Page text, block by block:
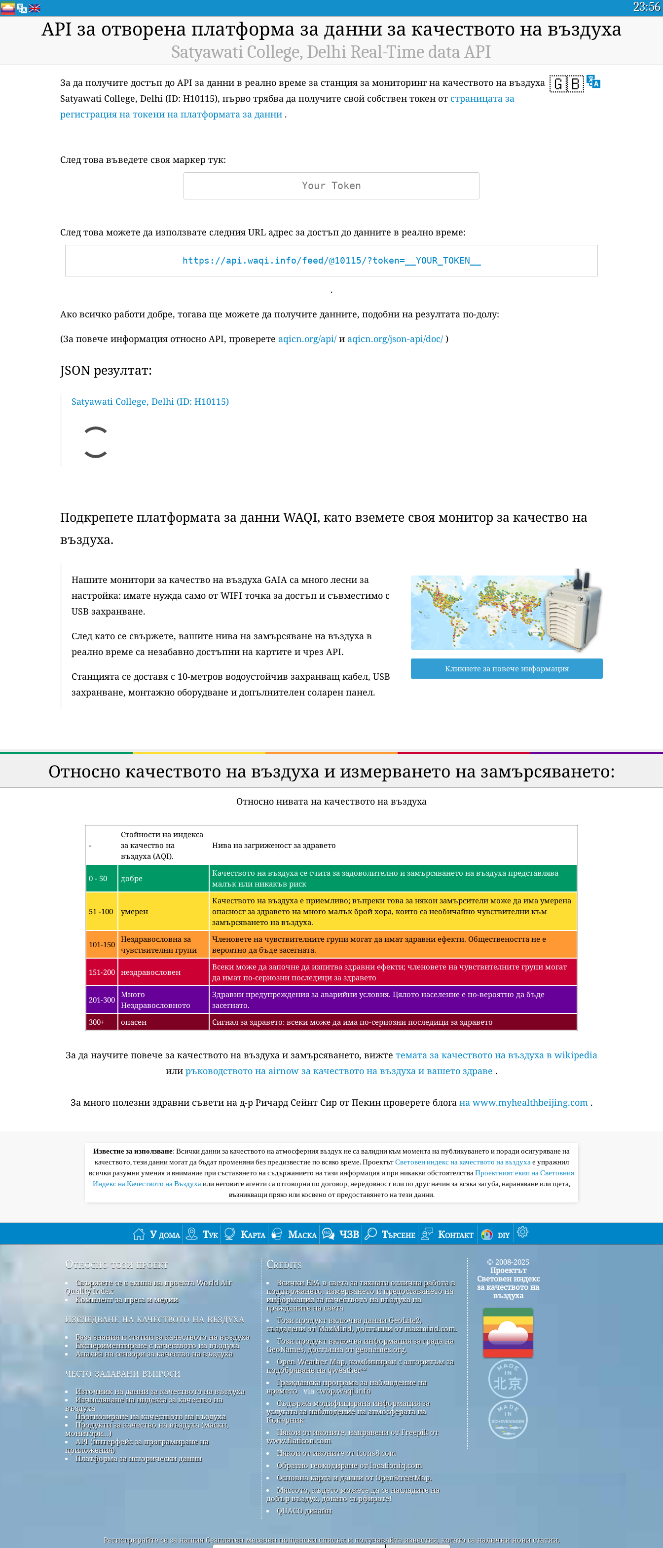
23:56
API за отворена платформа за данни за качеството на въздуха
Satyawati College, Delhi Real-Time data API
🇬🇧
За да получите достъп до API за данни в реално време за станция за мониторинг на качеството на въздуха
Satyawati College, Delhi (ID: H10115), първо трябва да получите свой собствен токен от страницата за
регистрация на токени на платформата за данни .
След това въведете своя маркер тук:
След това можете да използвате следния URL адрес за достъп до данните в реално време:
https://api.waqi.info/feed/@10115/?token=__YOUR_TOKEN__
.
Ако всичко работи добре, тогава ще можете да получите данните, подобни на резултата по-долу:
(За повече информация относно API, проверете aqicn.org/api/ и aqicn.org/json-api/doc/ )
JSON резултат:
Satyawati College, Delhi (ID: H10115)
Подкрепете платформата за данни WAQI, като вземете своя монитор за качество на
въздуха.
Нашите монитори за качество на въздуха GAIA са много лесни за
настройка: имате нужда само от WIFI точка за достъп и съвместимо с
USB захранване.
След като се свържете, вашите нива на замърсяване на въздуха в
реално време са незабавно достъпни на картите и чрез API.
Станцията се доставя с 10-метров водоустойчив захранващ кабел, USB
захранване, монтажно оборудване и допълнителен соларен панел.
Кликнете за повече информация
Относно качеството на въздуха и измерването на замърсяването:
Относно нивата на качеството на въздуха
-
Стойности на индекса
за качество на
въздуха (AQI).
Нива на загриженост за здравето
0 - 50 добре
Качеството на въздуха се счита за задоволително и замърсяването на въздуха представлява
малък или никакъв риск
51 -100 умерен
Качеството на въздуха е приемливо; въпреки това за някои замърсители може да има умерена
опасност за здравето на много малък брой хора, които са необичайно чувствителни към
замърсяването на въздуха.
101-150
Нездравословна за
чувствителни групи
Членовете на чувствителните групи могат да имат здравни ефекти. Обществеността не е
вероятно да бъде засегната.
151-200 нездравословен
Всеки може да започне да изпитва здравни ефекти; членовете на чувствителните групи могат
да имат по-сериозни последици за здравето
201-300
Много
Нездравословното
Здравни предупреждения за аварийни условия. Цялото население е по-вероятно да бъде
засегнато.
300+
опасен Сигнал за здравето: всеки може да има по-сериозни последици за здравето
За да научите повече за качеството на въздуха и замърсяването, вижте темата за качеството на въздуха в wikipedia
или ръководството на airnow за качеството на въздуха и вашето здраве .
За много полезни здравни съвети на д-р Ричард Сейнт Сир от Пекин проверете блога на www.myhealthbeijing.com.
Известие за използване: Всички данни за качеството на атмосферния въздух не са валидни към момента на публикуването и поради осигуряване на
качеството, тези данни могат да бъдат променяни без предизвестие по всяко време. ПроектътСветовен индекс на качеството на въздухае упражнил
всички разумни умения и внимание при съставянето на съдържанието на тази информация и при никакви обстоятелстваПроектният екип на Световния
Индекс на Качеството на Въздухаили неговите агенти са отговорни по договор, нередовност или по друг начин за всяка загуба, нараняване или щета,
възникващи пряко или косвено от предоставянето на тези данни.
У дома Тук Карта Маска ЧЗВ Търсене Контакт diy
Относно този проект
Свържете се с екипа на проекта World Air
Quality Index
Комплект за преса и медии
изследване на качеството на въздуха
База знания и статии за качеството на въздуха
Експериментиране с качеството на въздуха
Анализ на сензори за качество на въздуха
често задавани въпроси
Източник на данни за качеството на въздуха
Изчисляване на индекса за качество на
въздуха
Прогнозиране на качеството на въздуха
Продукти за качество на въздуха (маски,
монитори...)
API (интерфейс за програмиране на
приложения)
Платформа за исторически данни
Credits
Всички EPA в света за тяхната отлична работа в
поддържането, измерването и предоставянето на
информация за качеството на въздуха на
гражданите на света
Този продукт включва данни GeoLite2,
създадени от MaxMind, достъпни от maxmind.com.
Този продукт включва информация за града на
GeoNames, достъпна от geonames.org.
Open Weather Map, комбиниран с алгоритъм за
подобряване на qweather™
Гражданска програма за наблюдение на
времето via cwop.waqi.info
Съдържа модифицирана информация за
услугата за наблюдение на атмосферата на
Коперник
Някои от иконите, направени от Freepik от
www.flaticon.com
Някои от иконите от icons8.com
Обратно геокодиране от locationiq.com
Основна карта и данни от OpenStreetMap.
Мястото, където можете да се насладите на
добър въздух, докато сърфирате!
QUACO дизайн
© 2008-2025
Проектът
Световен индекс
за качеството на
въздуха
Регистрирайте се за нашия безплатен месечен пощенски списък и получавайте известия, когато са налични нови статии.